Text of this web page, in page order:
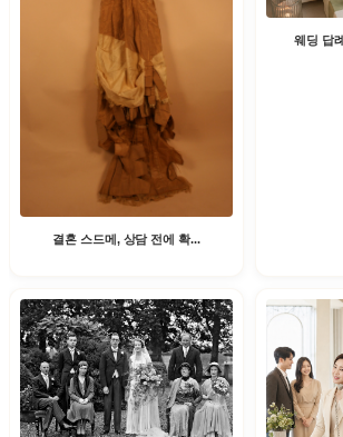
결혼 스드메, 상담 전에 확...
웨딩 답